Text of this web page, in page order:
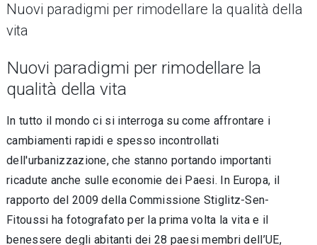
Nuovi paradigmi per rimodellare la qualità della
vita
Nuovi paradigmi per rimodellare la
qualità della vita
In tutto il mondo ci si interroga su come affrontare i
cambiamenti rapidi e spesso incontrollati
dell'urbanizzazione, che stanno portando importanti
ricadute anche sulle economie dei Paesi. In Europa, il
rapporto del 2009 della Commissione Stiglitz-Sen-
Fitoussi ha fotografato per la prima volta la vita e il
benessere degli abitanti dei 28 paesi membri dell’UE,